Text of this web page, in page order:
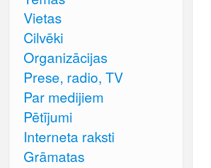
Vietas
Cilvēki
Organizācijas
Prese, radio, TV
Par medijiem
Pētījumi
Interneta raksti
Grāmatas